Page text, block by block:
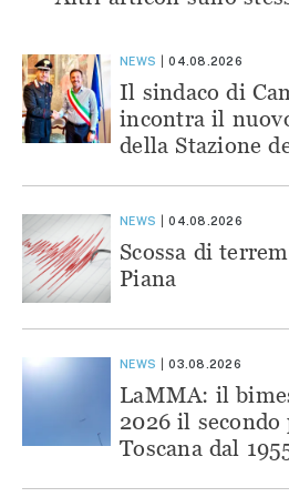
NEWS 04.08.2026
Il sindaco di
incontra il
della Stazione
NEWS 04.08.2026
Scossa di
Piana
NEWS 03.08.2026
LaMMA: il
2026 il
Toscana dal